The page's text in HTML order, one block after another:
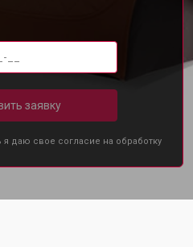
заявку
я даю свое согласие на обработку